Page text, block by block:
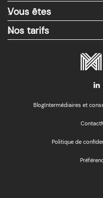
>
Vous êtes
>
Nos tarifs
i
BlogIntermédiaires et
Contact
Politique de